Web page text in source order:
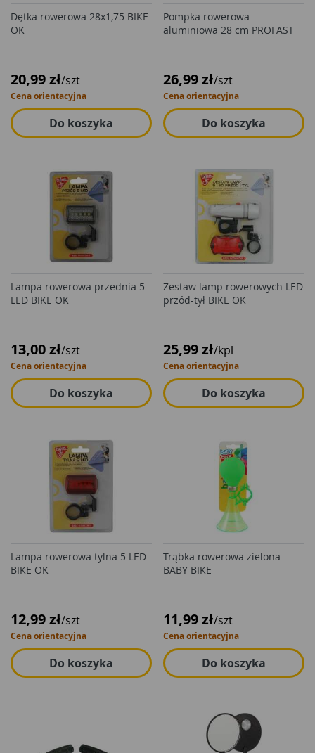
Dętka rowerowa 28x1,75 BIKE
OK
20,99 zł/szt
Cena orientacyjna
Do koszyka
Pompka rowerowa
aluminiowa 28 cm PROFAST
26,99 zł/szt
Cena orientacyjna
Do koszyka
Lampa rowerowa przednia 5-
LED BIKE OK
13,00 zł/szt
Cena orientacyjna
Do koszyka
Zestaw lamp rowerowych LED
przód-tył BIKE OK
25,99 zł/kpl
Cena orientacyjna
Do koszyka
Lampa rowerowa tylna 5 LED
BIKE OK
12,99 zł/szt
Cena orientacyjna
Do koszyka
Trąbka rowerowa zielona
BABY BIKE
11,99 zł/szt
Cena orientacyjna
Do koszyka